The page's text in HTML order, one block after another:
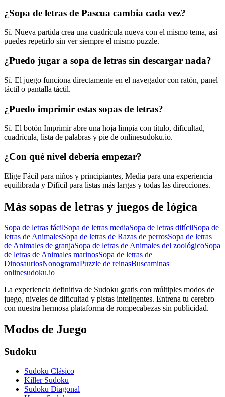
¿Sopa de letras de Pascua cambia cada vez?
Sí. Nueva partida crea una cuadrícula nueva con el mismo tema, así
puedes repetirlo sin ver siempre el mismo puzzle.
¿Puedo jugar a sopa de letras sin descargar nada?
Sí. El juego funciona directamente en el navegador con ratón, panel
táctil o pantalla táctil.
¿Puedo imprimir estas sopas de letras?
Sí. El botón Imprimir abre una hoja limpia con título, dificultad,
cuadrícula, lista de palabras y pie de onlinesudoku.io.
¿Con qué nivel debería empezar?
Elige Fácil para niños y principiantes, Media para una experiencia
equilibrada y Difícil para listas más largas y todas las direcciones.
Más sopas de letras y juegos de lógica
Sopa de letras fácilSopa de letras mediaSopa de letras difícilSopa de
letras de AnimalesSopa de letras de Razas de perrosSopa de letras
de Animales de granjaSopa de letras de Animales del zoológicoSopa
de letras de Animales marinosSopa de letras de
DinosauriosNonogramaPuzzle de reinasBuscaminas
onlinesudoku.io
La experiencia definitiva de Sudoku gratis con múltiples modos de
juego, niveles de dificultad y pistas inteligentes. Entrena tu cerebro
con nuestra hermosa plataforma de rompecabezas sin publicidad.
Modos de Juego
Sudoku
Sudoku Clásico
Killer Sudoku
Sudoku Diagonal